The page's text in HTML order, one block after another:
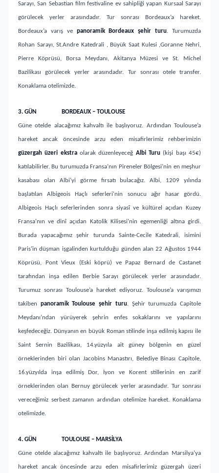
Sarayı, San Sebastian film festivaline ev sahipliği yapan Kursaal Sarayı
görülecek yerler arasındadır. Tur sonrası Bordeaux’a hareket.
Bordeaux’a varış ve panoramik Bordeaux şehir turu. Turumuzda
Rohan Sarayı, St.Andre Katedrali , Büyük Saat Kulesi ,Goranne Nehri,
Pierre Köprüsü, Borsa Meydanı, Akitanya Müzesi ve St. Michel
Bazilikası görülecek yerler arasındadır. Tur sonrası otele transfer.
Konaklama otelimizde.
3. GÜN BORDEAUX – TOULOUSE
Güne otelde alacağımız kahvaltı ile başlıyoruz. Ardından Toulouse’a
hareket ancak öncesinde arzu eden misafirlerimiz rehberimizin
güzergah üzeri ekstraolarak düzenleyeceğ Albi Turu (kişi başı 45€)
katılabilirler. Bu turumuzda Fransa’nın Pireneler Bölgesi’nin en meşhur
kasabası olan Albi’yi görme fırsatı bulacağız. Albi, 1209 yılında
başlatılan Albigeois Haçlı seferleri'nin sonucu ağır hasar gördü.
Albigeois Haçlı seferlerinden sonra siyasî ve kültürel açıdan Kuzey
Fransa'nın ve dinî açıdan Katolik Kilisesi'nin egemenliği altına girdi.
Burada yapacağımız şehir turunda Sainte-Cecile Katedrali, isimini
Paris’in düşman işgalinden kurtulduğu günden alan 22 Ağustos 1944
Köprüsü, Pont Vieux (Eski köprü) ve Papaz Bernard de Castanet
tarafından inşa edilen Berbie Sarayı görülecek yerler arasındadır.
Turumuz sonrası Toulouse’a hareket ediyoruz. Toulouse’a varışımızı
takiben panoramik Toulouse şehir turu. Şehir turumuzda Capitole
Meydanı’ndan yürüyerek şehrin enfes sokaklarını ve yapılarını
keşfedeceğiz. Dünyanın en büyük Roman stilinde inşa edilmiş kapısı ile
Saint Sernin Bazilikası, 14.yüzyıla ait güney bölgenin en güzel
örneklerinden biri olan Jacobins Manastırı, Belediye Binası Capitole,
16.yüzyılda inşa edilmiş Dor, İyon ve Korent stillerinin en zarif
örneklerinden olan Bernuy görülecek yerler arasındadır. Tur sonrası
vereceğimiz serbest zamanın ardından otelimize hareket. Konaklama
otelimizde.
4. GÜN TOULOUSE – MARSİLYA
Güne otelde alacağımız kahvaltı ile başlıyoruz. Ardından Marsilya’ya
hareket ancak öncesindearzu eden misafirlerimiz güzergah üzeri